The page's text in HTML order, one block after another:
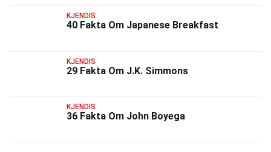
KJENDIS
40 Fakta Om Japanese Breakfast
KJENDIS
29 Fakta Om J.K. Simmons
KJENDIS
36 Fakta Om John Boyega